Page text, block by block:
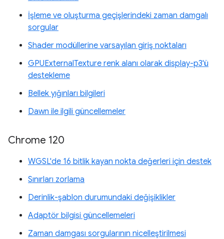
İşleme ve oluşturma geçişlerindeki zaman damgalı
sorgular
Shader modüllerine varsayılan giriş noktaları
GPUExternalTexture renk alanı olarak display-p3'ü
destekleme
Bellek yığınları bilgileri
Dawn ile ilgili güncellemeler
Chrome 120
WGSL'de 16 bitlik kayan nokta değerleri için destek
Sınırları zorlama
Derinlik-şablon durumundaki değişiklikler
Adaptör bilgisi güncellemeleri
Zaman damgası sorgularının nicelleştirilmesi